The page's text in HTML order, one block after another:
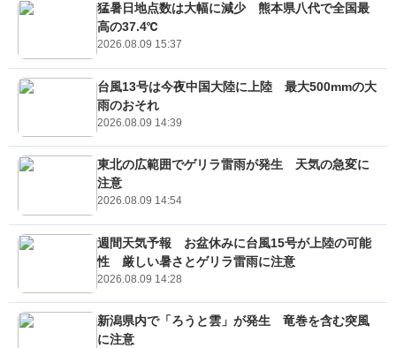
猛暑日地点数は大幅に減少 熊本県八代で全国最
高の37.4℃
2026.08.09 15:37
台風13号は今夜中国大陸に上陸 最大500mmの大
雨のおそれ
2026.08.09 14:39
東北の広範囲でゲリラ雷雨が発生 天気の急変に
注意
2026.08.09 14:54
週間天気予報 お盆休みに台風15号が上陸の可能
性 厳しい暑さとゲリラ雷雨に注意
2026.08.09 14:28
新潟県内で「ろうと雲」が発生 竜巻を含む突風
に注意